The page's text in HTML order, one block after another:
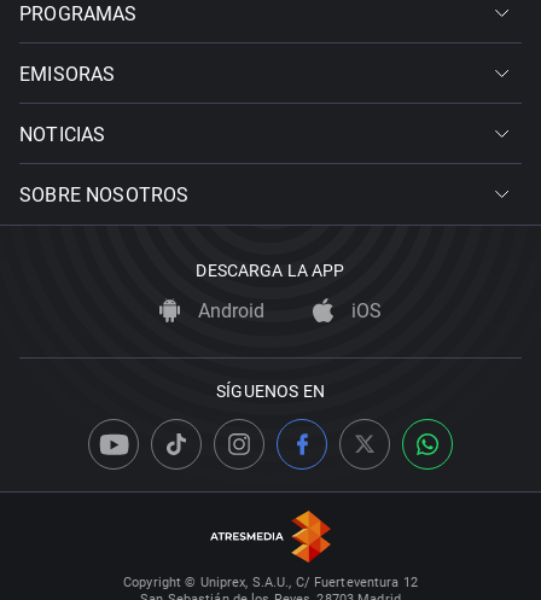
PROGRAMAS
EMISORAS
NOTICIAS
SOBRE NOSOTROS
DESCARGA LA APP
Android iOS
SÍGUENOS EN
Copyright © Uniprex, S.A.U., C/ Fuerteventura 12